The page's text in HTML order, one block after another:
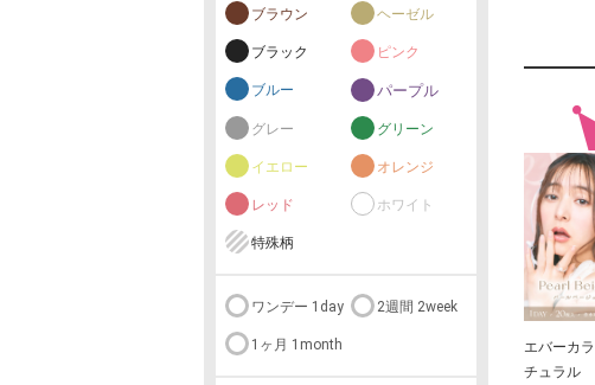
ブラウン ヘーゼル
ブラック ピンク
ブルー パープル
グレー グリーン
イエロー オレンジ
レッド ホワイト
特殊柄
ワンデー 1day 2週間 2week
1ヶ月 1month
エバーカ
チュラル